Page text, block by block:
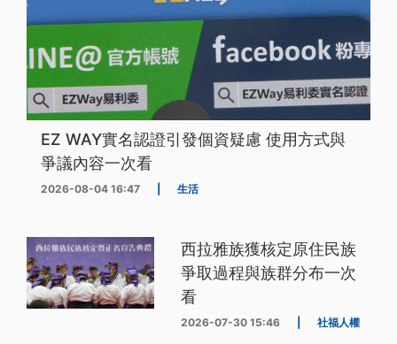
EZ WAY實名認證引發個資疑慮 使用方式與
爭議內容一次看
2026-08-04 16:47 生活
西拉雅族獲核定原住民族
爭取過程與族群分布一次
看
2026-07-30 15:46 社福人權